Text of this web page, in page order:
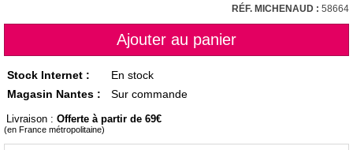
RÉF. MICHENAUD : 58664
Stock Internet :
En stock
Magasin Nantes :
Sur commande
Livraison : Offerte à partir de 69
(en France métropolitaine)